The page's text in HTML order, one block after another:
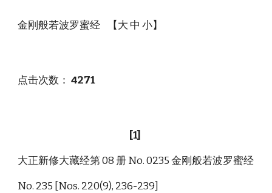
金刚般若波罗蜜经 【大 中 小】
点击次数：4271
[1]
大正新修大藏经第 08 册 No. 0235 金刚般若波罗蜜经
No. 235 [Nos. 220(9), 236-239]